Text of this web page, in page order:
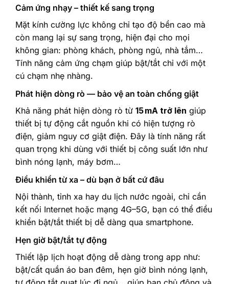
Cảm ứng nhạy – thiết kế sang trọng
Mặt kính cường lực không chỉ tạo độ bền cao mà
còn mang lại sự sang trọng, hiện đại cho mọi
không gian: phòng khách, phòng ngủ, nhà tắm…
Tính năng cảm ứng chạm giúp bật/tắt chỉ với một
cú chạm nhẹ nhàng.
Phát hiện dòng rò — bảo vệ an toàn chống giật
Khả năng phát hiện dòng rò từ 15 mA trở lên giúp
thiết bị tự động cắt nguồn khi có hiện tượng rò
điện, giảm nguy cơ giật điện. Đây là tính năng rất
quan trọng khi dùng với thiết bị công suất lớn như
bình nóng lạnh, máy bơm…
Điều khiển từ xa – dù bạn ở bất cứ đâu
Nội thành, tỉnh xa hay du lịch nước ngoài, chỉ cần
kết nối Internet hoặc mạng 4G–5G, bạn có thể điều
khiển bật/tắt thiết bị dễ dàng qua smartphone.
Hẹn giờ bật/tắt tự động
Thiết lập lịch hoạt động dễ dàng trong app như:
bật/cất quần áo ban đêm, hẹn giờ bình nóng lạnh,